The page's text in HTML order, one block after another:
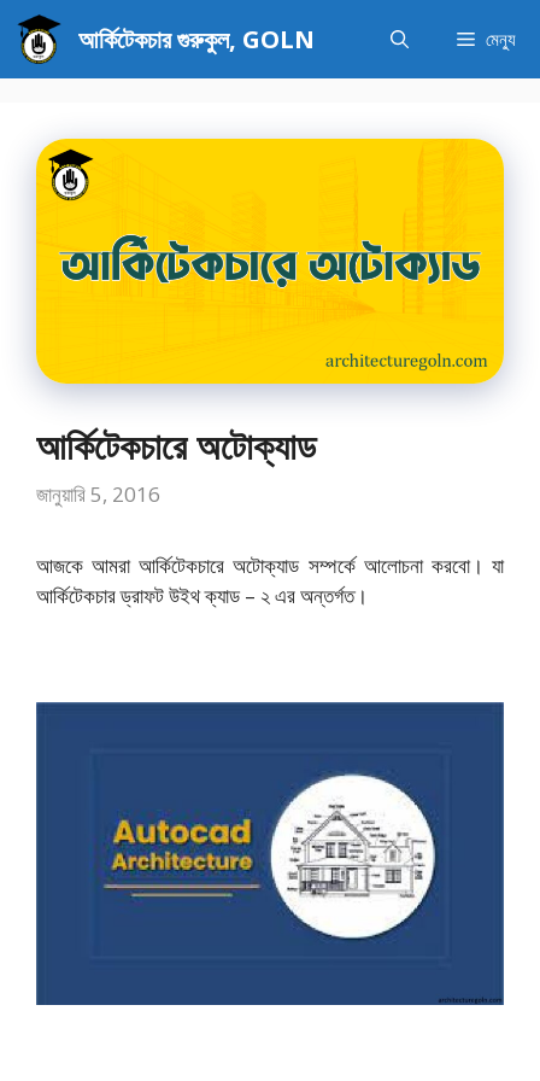
এড়িেয়
লেখায়
যান
আর্কিটেকচার গুরুকুল, GOLN মেন্যু
আর্কিটেকচারে অটোক্যাড
জানুয়ারি 5, 2016
আজকে আমরা আর্কিটেকচারে অটোক্যাড সম্পর্কে আলোচনা করবো। যা
আর্কিটেকচার ড্রাফট উইথ ক্যাড – ২ এর অন্তর্গত।